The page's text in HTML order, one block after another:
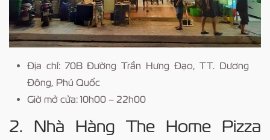
Địa chỉ: 70B Đường Trần Hưng Đạo, TT. Dương
Đông, Phú Quốc
Giờ mở cửa: 10h00 – 22h00
2. Nhà Hàng The Home Pizza